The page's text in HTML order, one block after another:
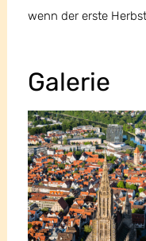
wenn der erste
Galerie